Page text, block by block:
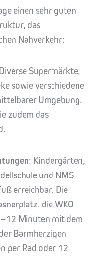
einen sehr guten
das
Nahverkehr:
Diverse Supermärkte,
sowie verschiedene
Umgebung.
zudem das
: Kindergärten,
und NMS
erreichbar. Die
die WKO
Minuten mit dem
Barmherzigen
per Rad oder 12